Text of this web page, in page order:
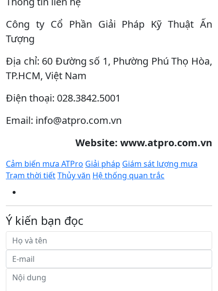
Công ty Cổ Phần Giải Pháp Kỹ Thuật Ấn
Tượng
Địa chỉ: 60 Đường số 1, Phường Phú Thọ Hòa,
TP.HCM, Việt Nam
Điện thoại: 028.3842.5001
Email: info@atpro.com.vn
Website: www.atpro.com.vn
Cảm biến mưa ATPro Giải pháp Giám sát lượng mưa
Trạm thời tiếtThủy văn Hệ thống quan trắc
Ý kiến bạn đọc